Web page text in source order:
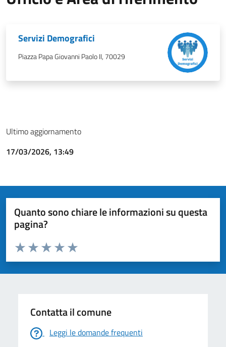
Servizi Demografici
Piazza Papa Giovanni Paolo II, 70029
Ultimo aggiornamento
17/03/2026, 13:49
Quanto sono chiare le informazioni su questa
pagina?
Valuta da 1 a 5 stelle la pagina
Valuta 5 stelle su 5
Valuta 4 stelle su 5
Valuta 3 stelle su 5
Valuta 2 stelle su 5
Valuta 1 stelle su 5
Contatta il comune
Leggi le domande frequenti